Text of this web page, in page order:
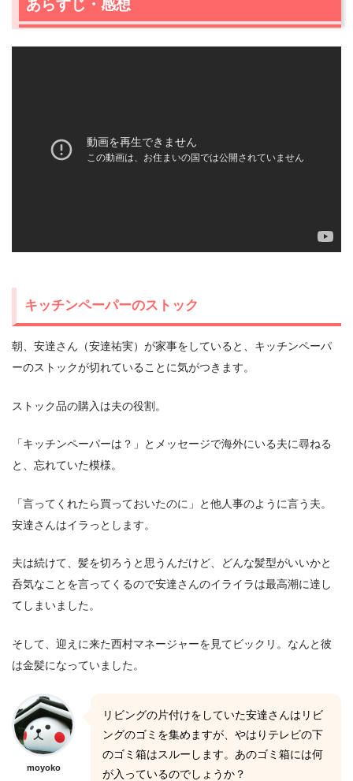
あらすじ・感想
キッチンペーパーのストック
朝、安達さん（安達祐実）が家事をしていると、キッチンペーパ
ーのストックが切れていることに気がつきます。
ストック品の購入は夫の役割。
「キッチンペーパーは？」とメッセージで海外にいる夫に尋ねる
と、忘れていた模様。
「言ってくれたら買っておいたのに」と他人事のように言う夫。
安達さんはイラっとします。
夫は続けて、髪を切ろうと思うんだけど、どんな髪型がいいかと
呑気なことを言ってくるので安達さんのイライラは最高潮に達し
てしまいました。
そして、迎えに来た西村マネージャーを見てビックリ。なんと彼
は金髪になっていました。
moyoko
リビングの片付けをしていた安達さんはリビ
ングのゴミを集めますが、やはりテレビの下
のゴミ箱はスルーします。あのゴミ箱には何
が入っているのでしょうか？